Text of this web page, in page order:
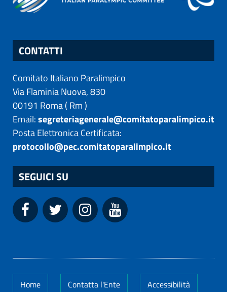
CONTATTI
Comitato Italiano Paralimpico
Via Flaminia Nuova, 830
00191 Roma( Rm)
Email:segreteriagenerale@comitatoparalimpico.it
Posta Elettronica Certificata:
protocollo@pec.comitatoparalimpico.it
SEGUICI SU
Home Contatta l'Ente Accessibilità